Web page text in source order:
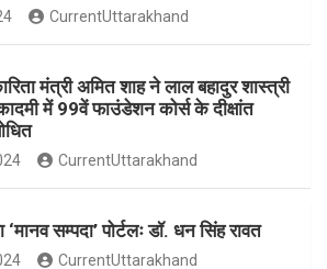
CurrentUttarakhand
मंत्री अमित शाह ने लाल बहादुर शास्त्री
में 99वें फाउंडेशन कोर्स के दीक्षांत
CurrentUttarakhand
‘मानव सम्पदा’ पोर्टलः डॉ. धन सिंह रावत
CurrentUttarakhand